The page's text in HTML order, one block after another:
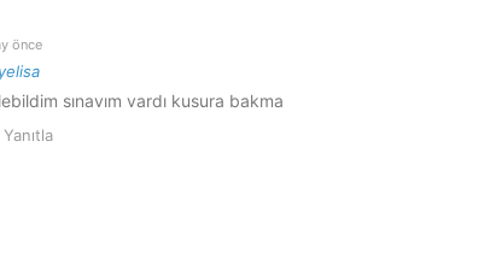
önce
yelisa
sınavım vardı kusura bakma
Yanıtla